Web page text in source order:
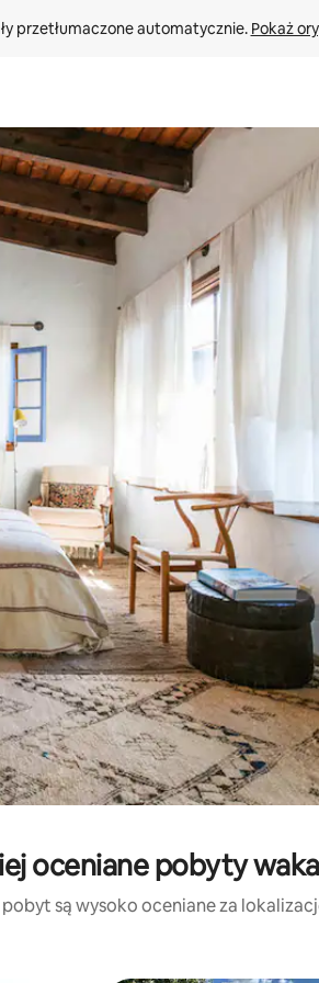
przetłumaczone automatycznie. Pokaż
strzałek w górę i w dół lub
oceniane pobyty
są wysoko oceniane za